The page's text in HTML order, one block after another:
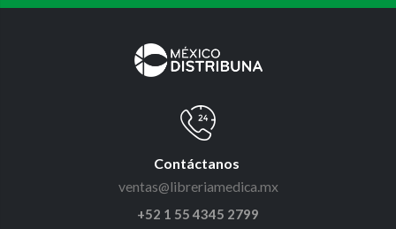
Contáctanos
ventas@libreriamedica.mx
+52 1 55 4345 2799